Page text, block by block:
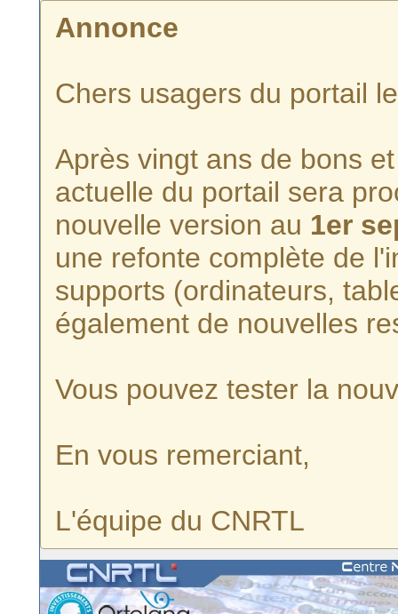
Annonce
Chers usagers du portail
Après vingt ans de bons
actuelle du portail sera
nouvelle version au 1er
une refonte complète de
supports (ordinateurs,
également de nouvelles
Vous pouvez tester la
En vous remerciant,
L'équipe du CNRTL